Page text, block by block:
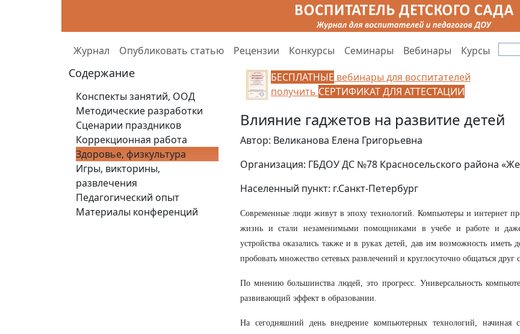
Журнал Опубликовать статью Рецензии Конкурсы Семинары Вебинары Курсы
Содержание
Конспекты занятий, ООД
Методические разработки
Сценарии праздников
Коррекционная работа
Здоровье, физкультура
Игры, викторины,
развлечения
Педагогический опыт
Материалы конференций
БЕСПЛАТНЫЕ вебинары для воспитателей
получить СЕРТИФИКАТ ДЛЯ АТТЕСТАЦИИ
Влияние гаджетов на развитие детей
Автор: Великанова Елена Григорьевна
Организация: ГБДОУ ДС №78 Красносельского района
Населенный пункт: г.Санкт-Петербург
Современные люди живут в эпоху технологий. Компьютеры и интернет
жизнь и стали незаменимыми помощниками в учебе и работе и
устройства оказались также и в руках детей, дав им возможность
пробовать множество сетевых развлечений и круглосуточно общаться друг
По мнению большинства людей, это прогресс. Универсальность
развивающий эффект в образовании.
На сегодняшний день внедрение компьютерных технологий, начиная